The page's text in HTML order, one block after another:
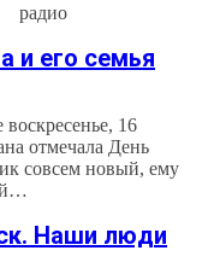
радио
и его семья
16
отмечала День
совсем новый, ему
Наши люди